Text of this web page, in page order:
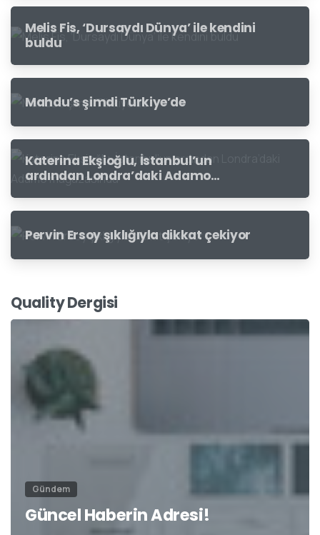
Melis Fis, ‘Dursaydı Dünya’ ile kendini
buldu
Mahdu’s şimdi Türkiye’de
Katerina Ekşioğlu, İstanbul’un
ardından Londra’daki Adamo
Pervin Ersoy şıklığıyla dikkat çekiyor
Quality Dergisi
Gündem
Güncel Haberin Adresi!